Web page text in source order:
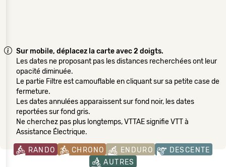
Sur mobile, déplacez la carte avec 2 doigts.
Les dates ne proposant pas les distances recherchées ont leur
opacité diminuée.
Le partie Filtre est camouflable en cliquant sur sa petite case de
fermeture.
Les dates annulées apparaissent sur fond noir, les dates
reportées sur fond gris.
Ne cherchez pas plus longtemps, VTTAE signifie VTT à
Assistance Électrique.
RANDO CHRONO ENDURO
DESCENTE
AUTRES